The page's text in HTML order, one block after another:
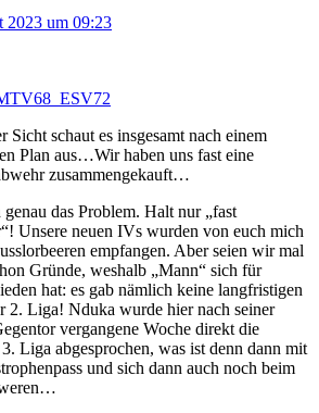
2023 um 09:23
Sicht schaut es insgesamt nach einem
Plan aus…Wir haben uns fast eine
zusammengekauft…
das Problem. Halt nur „fast
Unsere neuen IVs wurden von euch mich
empfangen. Aber seien wir mal
Gründe, weshalb „Mann“ sich für
hat: es gab nämlich keine langfristigen
2. Liga! Nduka wurde hier nach seiner
vergangene Woche direkt die
Liga abgesprochen, was ist denn dann mit
und sich dann auch noch beim